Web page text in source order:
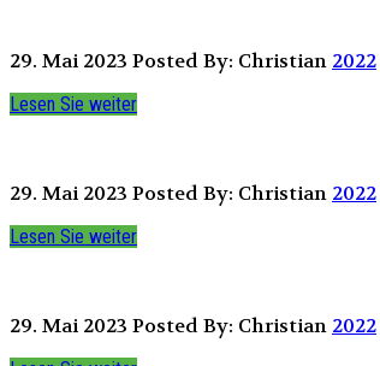
29. Mai 2023 Posted By: Christian 2022
Lesen Sie weiter
29. Mai 2023 Posted By: Christian 2022
Lesen Sie weiter
29. Mai 2023 Posted By: Christian 2022